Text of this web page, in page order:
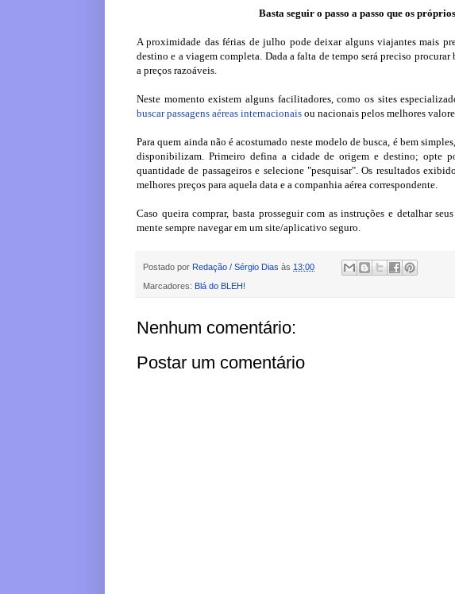
Basta seguir o passo a passo que os
A proximidade das férias de julho pode deixar alguns viajantes mais
destino e a viagem completa. Dada a falta de tempo será preciso
a preços razoáveis.
Neste momento existem alguns facilitadores, como os sites
buscar passagens aéreas internacionais ou nacionais pelos melhores
Para quem ainda não é acostumado neste modelo de busca, é bem
disponibilizam. Primeiro defina a cidade de origem e destino; opte
quantidade de passageiros e selecione "pesquisar". Os resultados
melhores preços para aquela data e a companhia aérea correspondente.
Caso queira comprar, basta prosseguir com as instruções e detalhar
mente sempre navegar em um site/aplicativo seguro.
Postado por Redação / Sérgio Dias às 13:00
Marcadores: Blá do BLEH!
Nenhum comentário:
Postar um comentário